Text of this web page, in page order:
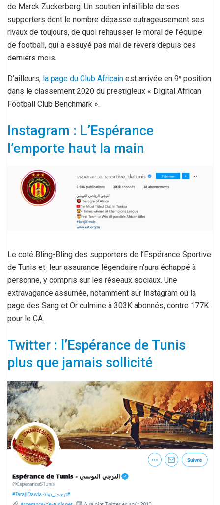
de Marck Zuckerberg. Un soutien infaillible de ses
supporters dont le nombre dépasse outrageusement ses
rivaux de toujours, de quoi rehausser le moral de l’équipe
de football, qui a essuyé pas mal de revers depuis ces
derniers mois.
D’ailleurs, la page du Club Africain est arrivée en 9e position
dans le classement 2020 du prestigieux « Digital African
Football Club Benchmark ».
Instagram : L’Espérance
l’emporte haut la main
Le coté Bling-Bling des supporters de l’Espérance Sportive
de Tunis et leur assurance légendaire n’aura échappé à
personne, y compris sur les réseaux sociaux. Une
extravagance assumée, notamment sur Instagram où la
page des Sang et Or culmine à 303K abonnés, contre 177K
pour le CA.
Twitter : l’Espérance de Tunis
plus que jamais sollicité